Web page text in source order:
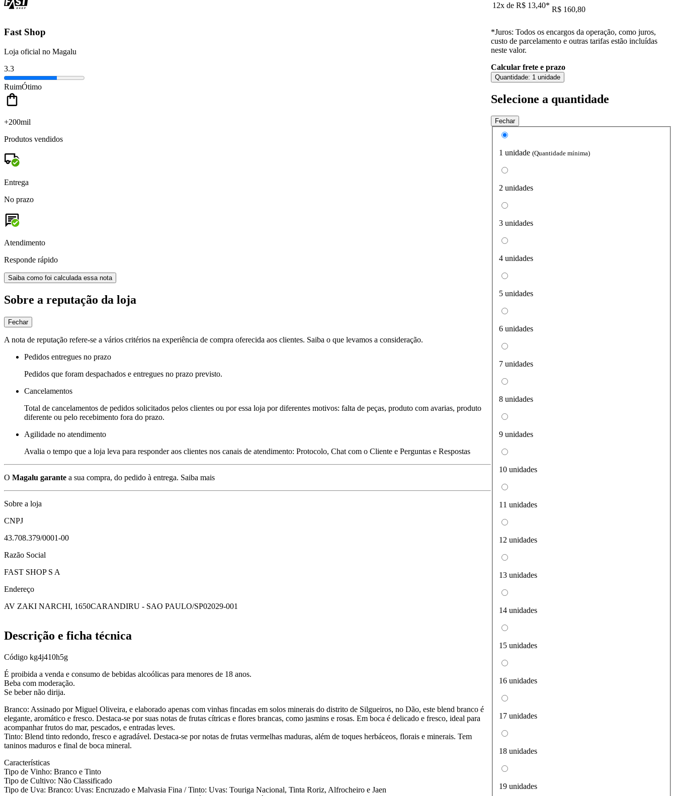
Fast Shop
Loja oficial no Magalu
3.3
RuimÓtimo
+200mil
Produtos vendidos
Entrega
No prazo
Atendimento
Responde rápido
Saiba como foi calculada essa nota
Sobre a reputação da loja
Fechar
A nota de reputação refere-se a vários critérios na experiência de compra oferecida aos clientes. Saiba o que levamos a consideração.
Pedidos entregues no prazo
Pedidos que foram despachados e entregues no prazo previsto.
Cancelamentos
Total de cancelamentos de pedidos solicitados pelos clientes ou por essa loja por diferentes motivos: falta de peças, produto com avarias, produto
diferente ou pelo recebimento fora do prazo.
Agilidade no atendimento
Avalia o tempo que a loja leva para responder aos clientes nos canais de atendimento: Protocolo, Chat com o Cliente e Perguntas e Respostas
O Magalu garante a sua compra, do pedido à entrega. Saiba mais
Sobre a loja
CNPJ
43.708.379/0001-00
Razão Social
FAST SHOP S A
Endereço
AV ZAKI NARCHI, 1650CARANDIRU - SAO PAULO/SP02029-001
12x de R$ 13,40* R$ 160,80
*Juros: Todos os encargos da operação, como juros,
custo de parcelamento e outras tarifas estão incluídas
neste valor.
Calcular frete e prazo
Quantidade: 1 unidade
Selecione a quantidade
Fechar
1 unidade (Quantidade mínima)
2 unidades
3 unidades
4 unidades
5 unidades
6 unidades
7 unidades
8 unidades
9 unidades
10 unidades
11 unidades
12 unidades
13 unidades
14 unidades
15 unidades
16 unidades
17 unidades
18 unidades
19 unidades
Descrição e ficha técnica
Código kg4j410h5g
É proibida a venda e consumo de bebidas alcoólicas para menores de 18 anos.
Beba com moderação.
Se beber não dirija.
Branco: Assinado por Miguel Oliveira, e elaborado apenas com vinhas fincadas em solos minerais do distrito de Silgueiros, no Dão, este blend branco é
elegante, aromático e fresco. Destaca-se por suas notas de frutas cítricas e flores brancas, como jasmins e rosas. Em boca é delicado e fresco, ideal para
acompanhar frutos do mar, pescados, e entradas leves.
Tinto: Blend tinto redondo, fresco e agradável. Destaca-se por notas de frutas vermelhas maduras, além de toques herbáceos, florais e minerais. Tem
taninos maduros e final de boca mineral.
Características
Tipo de Vinho: Branco e Tinto
Tipo de Cultivo: Não Classificado
Tipo de Uva: Branco: Uvas: Encruzado e Malvasia Fina / Tinto: Uvas: Touriga Nacional, Tinta Roriz, Alfrocheiro e Jaen